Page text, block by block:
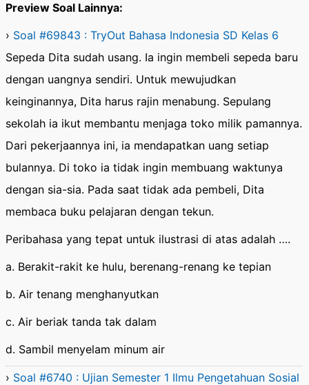
Preview Soal Lainnya:
› Soal #69843 : TryOut Bahasa Indonesia SD Kelas 6
Sepeda Dita sudah usang. Ia ingin membeli sepeda baru
dengan uangnya sendiri. Untuk mewujudkan
keinginannya, Dita harus rajin menabung. Sepulang
sekolah ia ikut membantu menjaga toko milik pamannya.
Dari pekerjaannya ini, ia mendapatkan uang setiap
bulannya. Di toko ia tidak ingin membuang waktunya
dengan sia-sia. Pada saat tidak ada pembeli, Dita
membaca buku pelajaran dengan tekun.
Peribahasa yang tepat untuk ilustrasi di atas adalah ….
a. Berakit-rakit ke hulu, berenang-renang ke tepian
b. Air tenang menghanyutkan
c. Air beriak tanda tak dalam
d. Sambil menyelam minum air
› Soal #6740 : Ujian Semester 1 Ilmu Pengetahuan Sosial